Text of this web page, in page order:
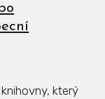
který